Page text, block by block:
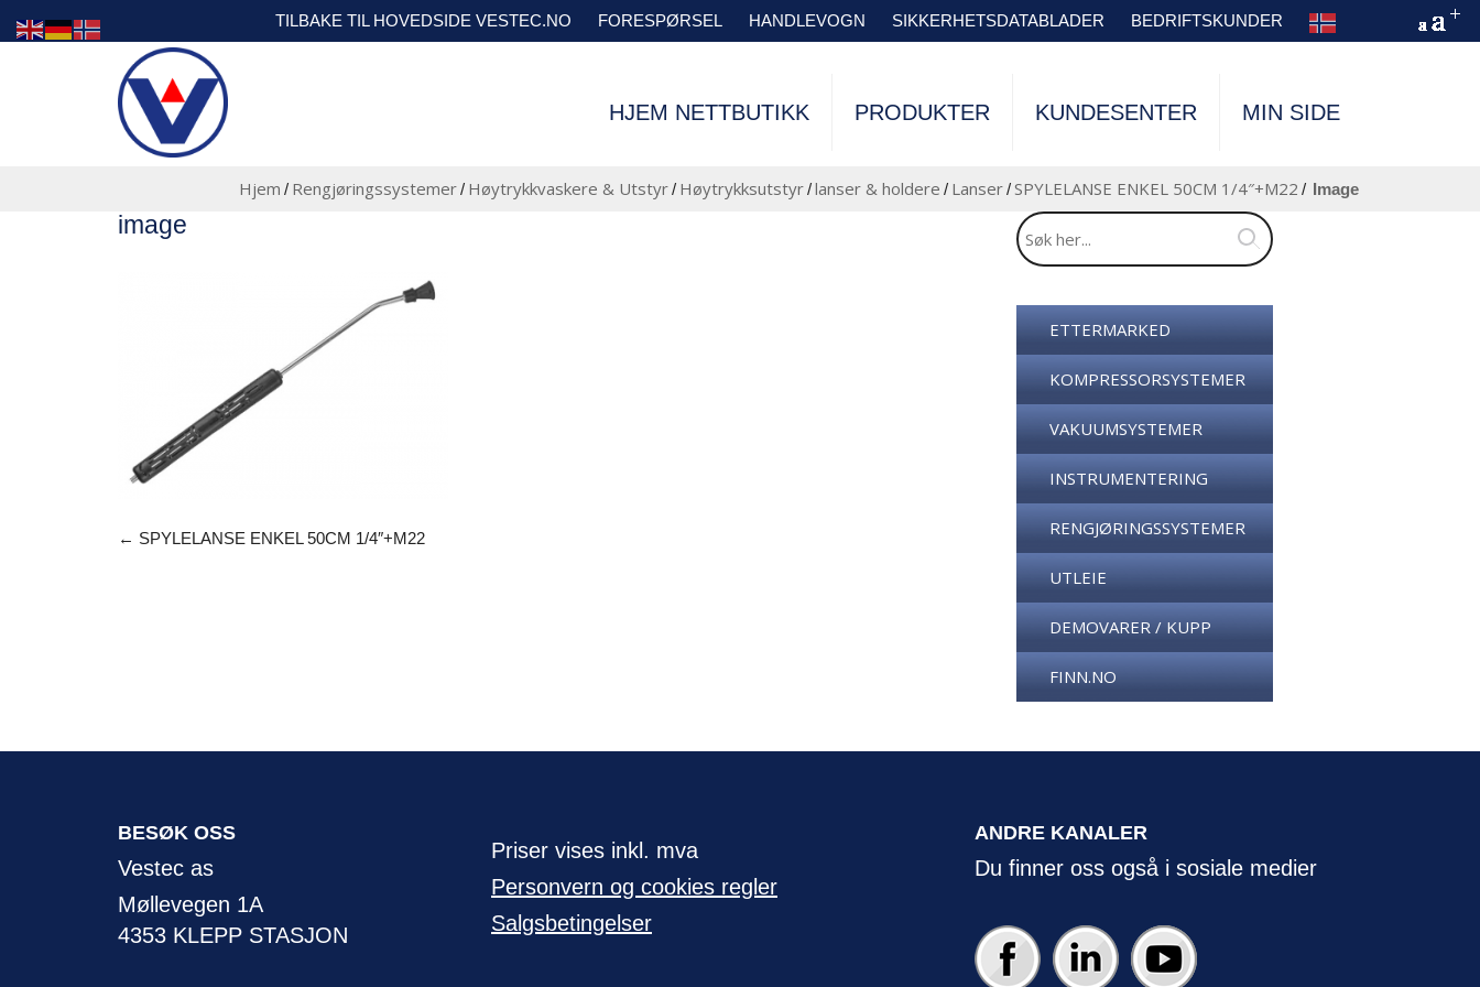
TILBAKE TIL HOVEDSIDE VESTEC.NO FORESPØRSEL HANDLEVOGN SIKKERHETSDATABLADER BEDRIFTSKUNDER
HJEM NETTBUTIKK PRODUKTER KUNDESENTER MIN SIDE
Hjem / Rengjøringssystemer/ Høytrykkvaskere & Utstyr/ Høytrykksutstyr/lanser & holdere / Lanser/SPYLELANSE ENKEL 50CM 1/4″+M22 / image
image
← SPYLELANSE ENKEL 50CM 1/4″+M22
ETTERMARKED
KOMPRESSORSYSTEMER
VAKUUMSYSTEMER
INSTRUMENTERING
RENGJØRINGSSYSTEMER
UTLEIE
DEMOVARER / KUPP
FINN.NO
BESØK OSS
Vestec as
Møllevegen 1A
4353 KLEPP STASJON
Priser vises inkl. mva
Personvern og cookies regler
Salgsbetingelser
ANDRE KANALER
Du finner oss også i sosiale medier